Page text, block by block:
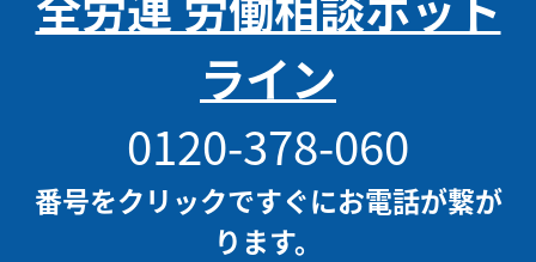
ライン
0120-378-060
番号をクリックですぐにお電話が繋が
ります。